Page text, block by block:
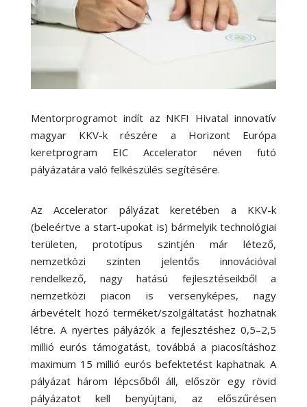
Mentorprogramot indít az NKFI Hivatal innovatív
magyar KKV-k részére a Horizont Európa
keretprogram EIC Accelerator néven futó
pályázatára való felkészülés segítésére.
Az Accelerator pályázat keretében a KKV-k
(beleértve a start-upokat is) bármelyik technológiai
területen, prototípus szintjén már létező,
nemzetközi szinten jelentős innovációval
rendelkező, nagy hatású fejlesztéseikből a
nemzetközi piacon is versenyképes, nagy
árbevételt hozó terméket/szolgáltatást hozhatnak
létre. A nyertes pályázók a fejlesztéshez 0,5–2,5
millió eurós támogatást, továbbá a piacosításhoz
maximum 15 millió eurós befektetést kaphatnak. A
pályázat három lépcsőből áll, először egy rövid
pályázatot kell benyújtani, az előszűrésen